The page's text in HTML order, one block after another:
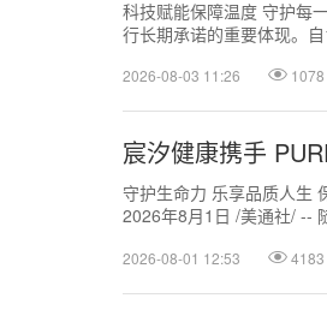
科技赋能保障温度 守护每
行长期承诺的重要体现。
2026-08-03 11:26 1078
宸汐健康携手
守护生命力 乐享品质人生
2026年8月1日 /美通社/ --
2026-08-01 12:53 4183